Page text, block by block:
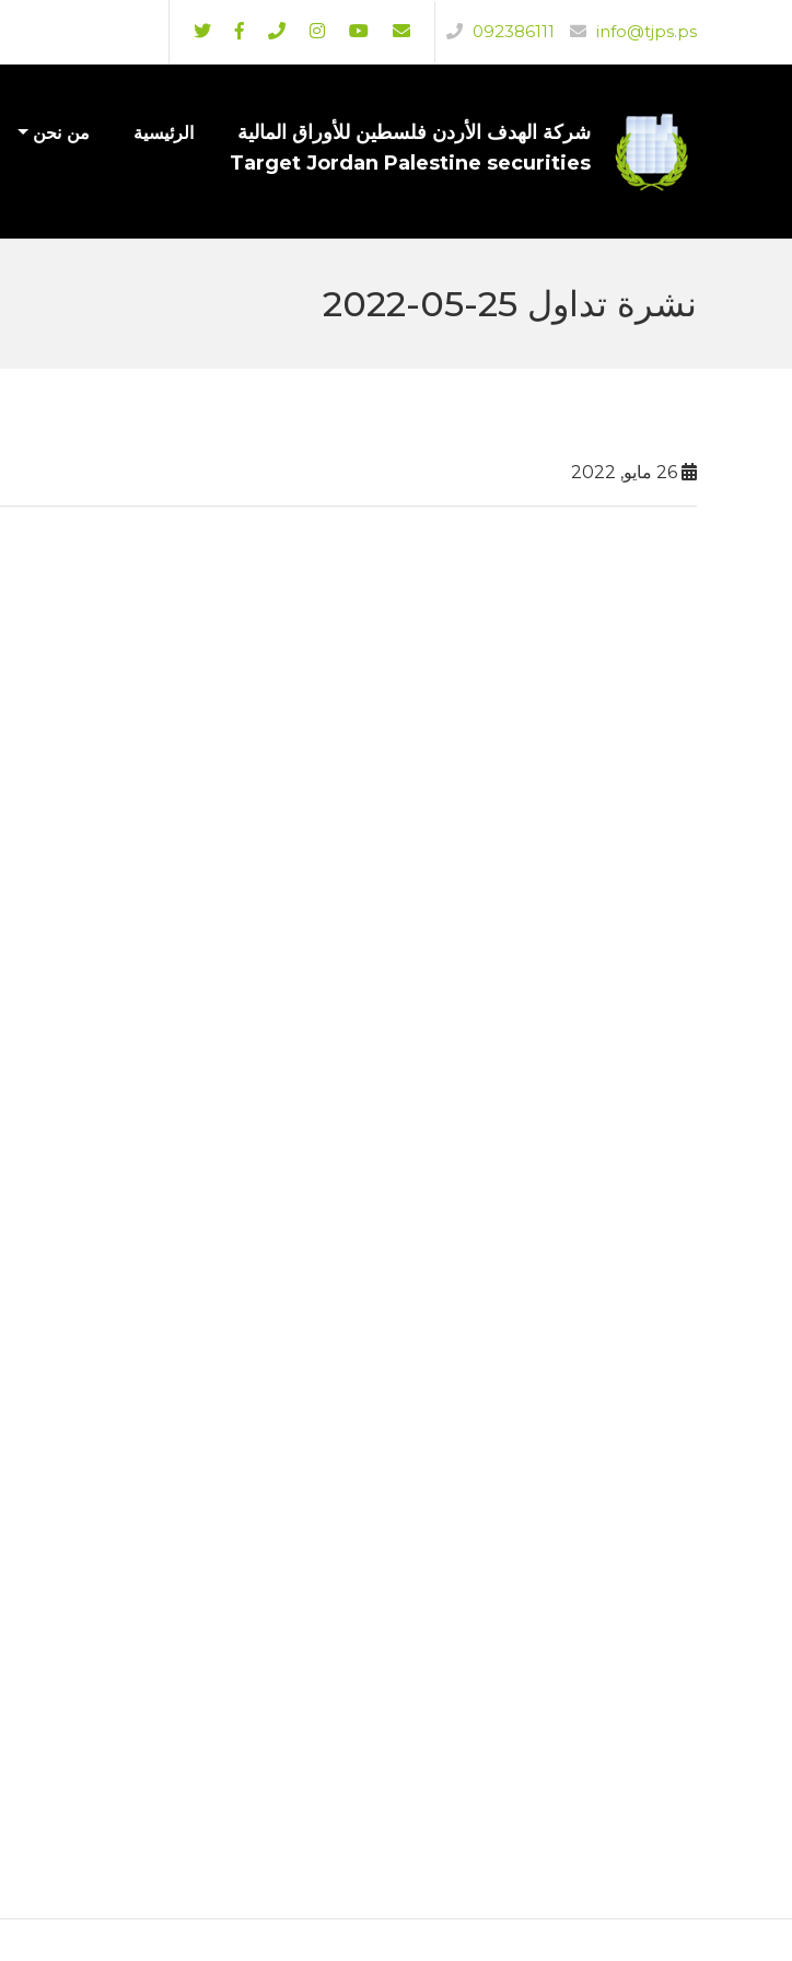
info@tjps.ps
092386111
شركة الهدف الأردن فلسطين للأوراق المالية
Target Jordan Palestine securities
الرئيسية من نحن
نشرة تداول 25-05-2022